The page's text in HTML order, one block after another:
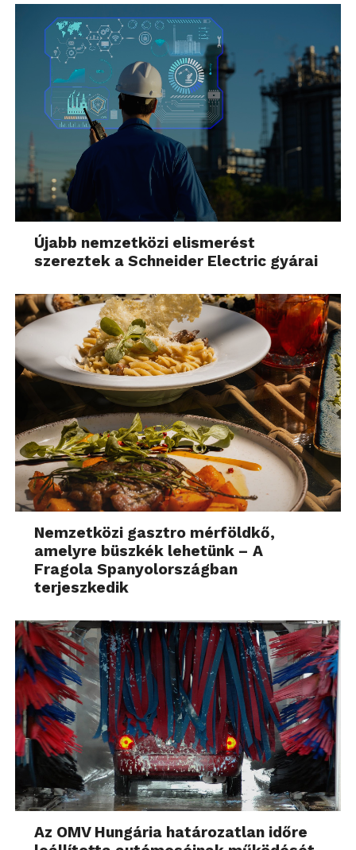
Újabb nemzetközi elismerést
szereztek a Schneider Electric gyárai
Nemzetközi gasztro mérföldkő,
amelyre büszkék lehetünk – A
Fragola Spanyolországban
terjeszkedik
Az OMV Hungária határozatlan időre